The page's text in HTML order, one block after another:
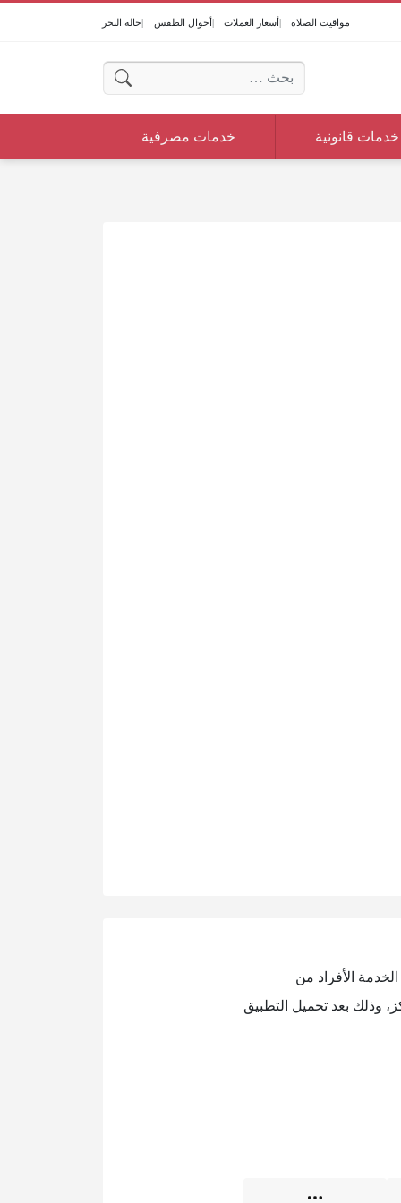
مواقيت الصلاة أسعار العملات أحوال الطقس حالة البحر
البحث عن:
خدمات قانونية خدمات مصرفية
الأفراد من
وذلك بعد تحميل التطبيق